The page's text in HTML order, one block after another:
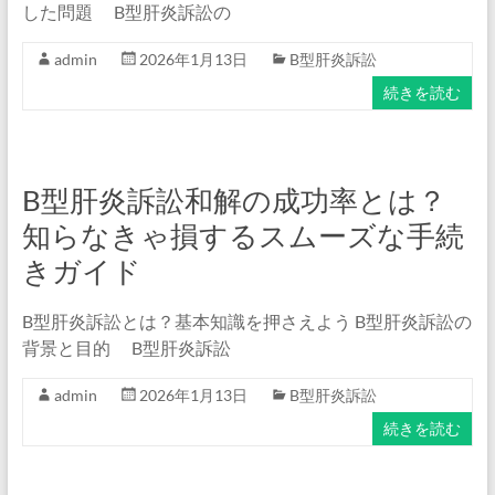
した問題 B型肝炎訴訟の
admin 2026年1月13日
B型肝炎訴訟
続きを読む
B型肝炎訴訟和解の成功率とは？
知らなきゃ損するスムーズな手続
きガイド
B型肝炎訴訟とは？基本知識を押さえよう B型肝炎訴訟の
背景と目的 B型肝炎訴訟
admin 2026年1月13日
B型肝炎訴訟
続きを読む